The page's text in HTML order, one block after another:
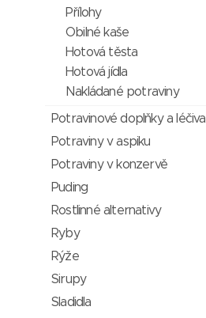
Přílohy
Obilné kaše
Hotová těsta
Hotová jídla
Nakládané potraviny
Potravinové doplňky a léčiva
Potraviny v aspiku
Potraviny v konzervě
Puding
Rostlinné alternativy
Ryby
Rýže
Sirupy
Sladidla